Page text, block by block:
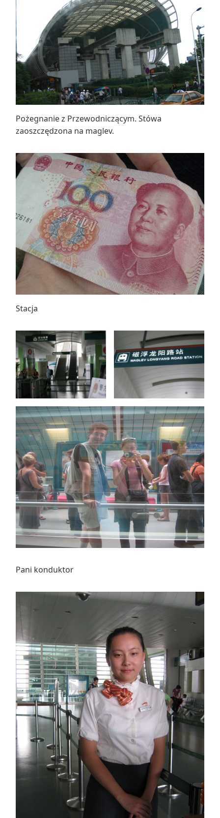
Pożegnanie z Przewodniczącym. Stówa
zaoszczędzona na maglev.
Stacja
Pani konduktor